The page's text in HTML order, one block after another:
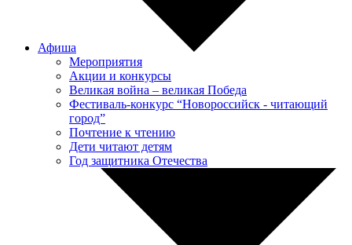
Афиша
Мероприятия
Акции и конкурсы
Великая война – великая Победа
Фестиваль-конкурс “Новороссийск - читающий
город”
Почтение к чтению
Дети читают детям
Год защитника Отечества